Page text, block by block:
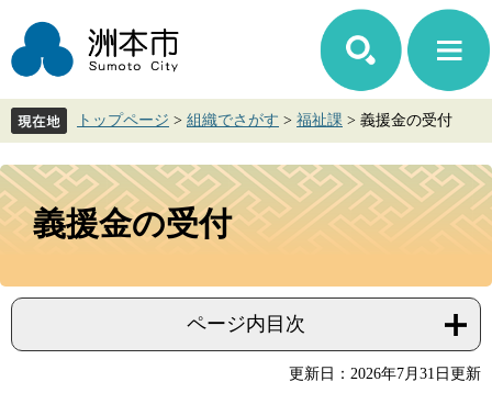
ジ
先
す。
ュ
を
し
て
トップページ > 組織でさがす > 福祉課 > 義援金の受付
本
文
義援金の受付
ページ内目次
更新日：2026年7月31日更新